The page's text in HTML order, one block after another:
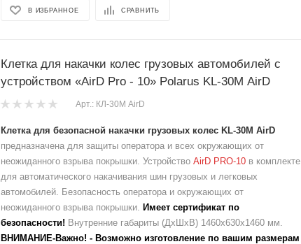
В ИЗБРАННОЕ СРАВНИТЬ
Клетка для накачки колес грузовых автомобилей с
устройством «AirD Pro - 10» Polarus KL-30M AirD
Арт.: КЛ-30М AirD
Клетка для безопасной накачки грузовых колес KL-30M AirD
предназначена для защиты оператора и всех окружающих от
неожиданного взрыва покрышки. Устройство AirD PRO-10 в комплекте
для автоматического накачивания шин грузовых и легковых
автомобилей. Безопасность оператора и окружающих от
неожиданного взрыва покрышки. Имеет сертификат по
безопасности! Внутренние габариты (ДхШхВ) 1460х630х1460 мм.
ВНИМАНИЕ-Важно! - Возможно изготовление по вашим размерам